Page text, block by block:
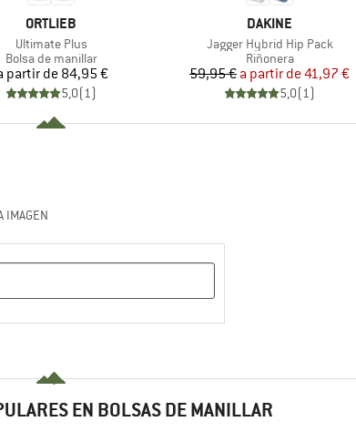
MARCA
ORTLIEB
Artículo
Ultimate Plus
Product group
Bolsa de manillar
Precio
partir de84,95 €
5,0(1)
MARCA
DAKINE
Artículo
Jagger Hybrid Hip Pack
Product group
Riñonera
Precio
59,95 € Precio reducido
a partir de41,97 €
5,0(1)
IMAGEN
EN BOLSAS DE MANILLAR